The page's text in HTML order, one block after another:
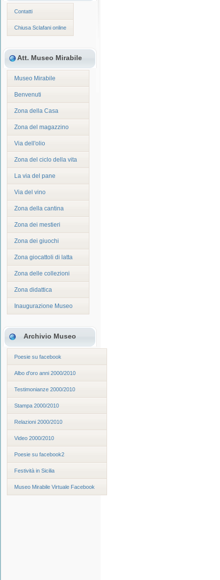
Contatti
Chiusa Sclafani online
Att. Museo Mirabile
Museo Mirabile
Benvenuti
Zona della Casa
Zona del magazzino
Via dell'olio
Zona del ciclo della vita
La via del pane
Via del vino
Zona della cantina
Zona dei mestieri
Zona dei giuochi
Zona giocattoli di latta
Zona delle collezioni
Zona didattica
Inaugurazione Museo
Archivio Museo
Poesie su facebook
Albo d'oro anni 2000/2010
Testimonianze 2000/2010
Stampa 2000/2010
Relazioni 2000/2010
Video 2000/2010
Poesie su facebook2
Festività in Sicilia
Museo Mirabile Virtuale Facebook